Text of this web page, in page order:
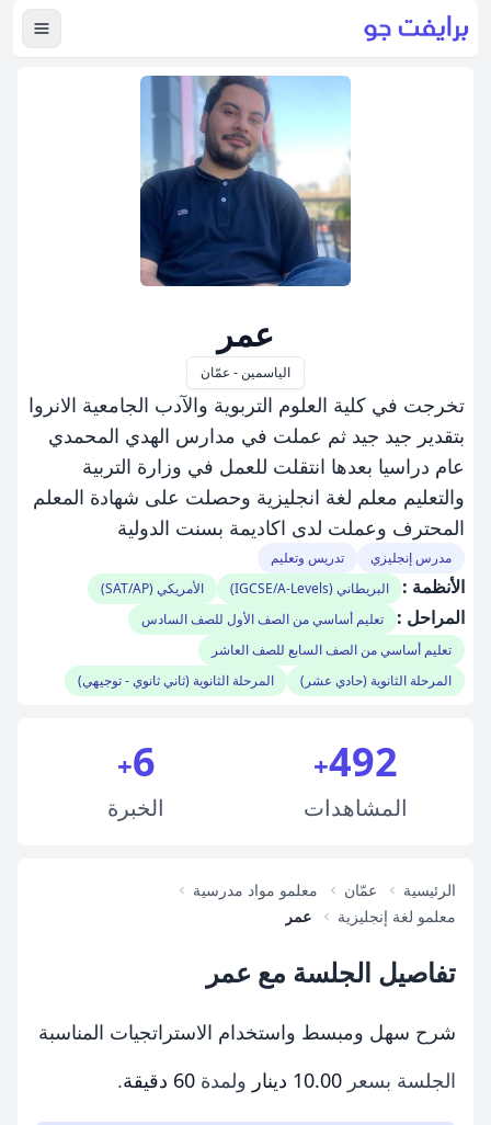
عرض
عمر
الياسمين - عمّان
تخرجت في كلية العلوم التربوية والآدب الجامعية الانروا
بتقدير جيد جيد ثم عملت في مدارس الهدي المحمدي
عام دراسيا بعدها انتقلت للعمل في وزارة التربية
والتعليم معلم لغة انجليزية وحصلت على شهادة المعلم
المحترف وعملت لدى اكاديمة بسنت الدولية
مدرس إنجليزي تدريس وتعليم
الأنظمة : البريطاني (IGCSE/A-Levels) الأمريكي (SAT/AP)
المراحل :
تعليم أساسي من الصف الأول للصف السادس
تعليم أساسي من الصف السابع للصف العاشر
المرحلة الثانوية (حادي عشر)
المرحلة الثانوية (ثاني ثانوي - توجيهي)
492
+
المشاهدات
6
+
الخبرة
الرئيسية عمّان
معلمو مواد مدرسية
معلمو لغة إنجليزية
عمر
تفاصيل الجلسة مع عمر
شرح سهل ومبسط واستخدام الاستراتجيات المناسبة
الجلسة بسعر 10.00 دينار ولمدة 60 دقيقة .